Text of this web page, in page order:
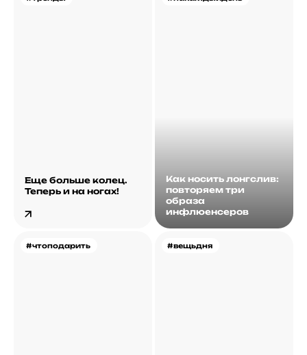
Еще больше колец.
Теперь и на ногах!
Как носить лонгслив:
повторяем три
образа
инфлюенсеров
#чтоподарить #вещьдня